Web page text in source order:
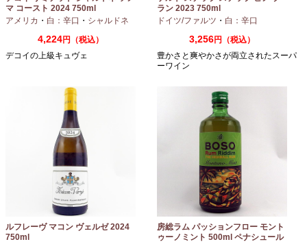
マ コースト 2024 750ml
アメリカ ・ 白：辛口 ・ シャルドネ
4,224円（税込）
デコイの上級キュヴェ
ラン 2023 750ml
ドイツ/ファルツ ・ 白：辛口
3,256円（税込）
豊かさと爽やかさが両立されたスーパ
ーワイン
ルフレーヴ マコン ヴェルゼ 2024
750ml
房総ラム パッションフロー モント
ゥーノミント 500ml ペナシュール